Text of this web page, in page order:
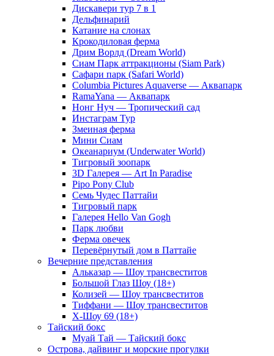
Дискавери тур 7 в 1
Дельфинарий
Катание на слонах
Крокодиловая ферма
Дрим Ворлд (Dream World)
Сиам Парк аттракционы (Siam Park)
Сафари парк (Safari World)
Columbia Pictures Aquaverse — Аквапарк
RamaYana — Аквапарк
Нонг Нуч — Тропический сад
Инстаграм Тур
Змеиная ферма
Мини Сиам
Океанариум (Underwater World)
Тигровый зоопарк
3D Галерея — Art In Paradise
Pipo Pony Club
Семь Чудес Паттайи
Тигровый парк
Галерея Hello Van Gogh
Парк любви
Ферма овечек
Перевёрнутый дом в Паттайе
Вечерние представления
Альказар — Шоу трансвеститов
Большой Глаз Шоу (18+)
Колизей — Шоу трансвеститов
Тиффани — Шоу трансвеститов
Х-Шоу 69 (18+)
Тайский бокс
Муай Тай — Тайский бокс
Острова, дайвинг и морские прогулки